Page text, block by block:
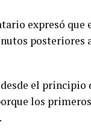
expresó que
posteriores
el
los